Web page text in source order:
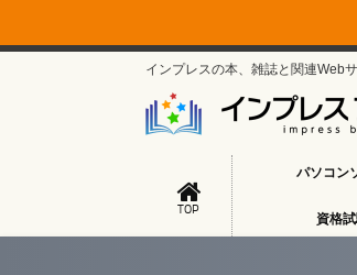
インプレスの本、雑誌と関連Web
TOP
パソコン
資格